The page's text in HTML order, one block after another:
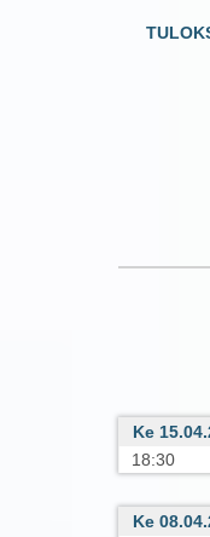
Ke
18:30
Ke